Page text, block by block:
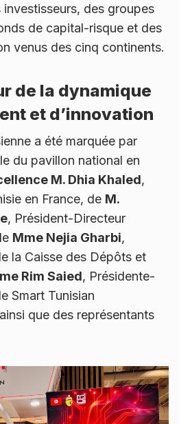
des groupes
de capital-risque et des
venus des cinq continents.
de la dynamique
et d’innovation
a été marquée par
du pavillon national en
M. Dhia Khaled,
en France, de M.
, Président-Directeur
Mme Nejia Gharbi,
la Caisse des Dépôts et
Rim Saied, Présidente-
Smart Tunisian
que des représentants